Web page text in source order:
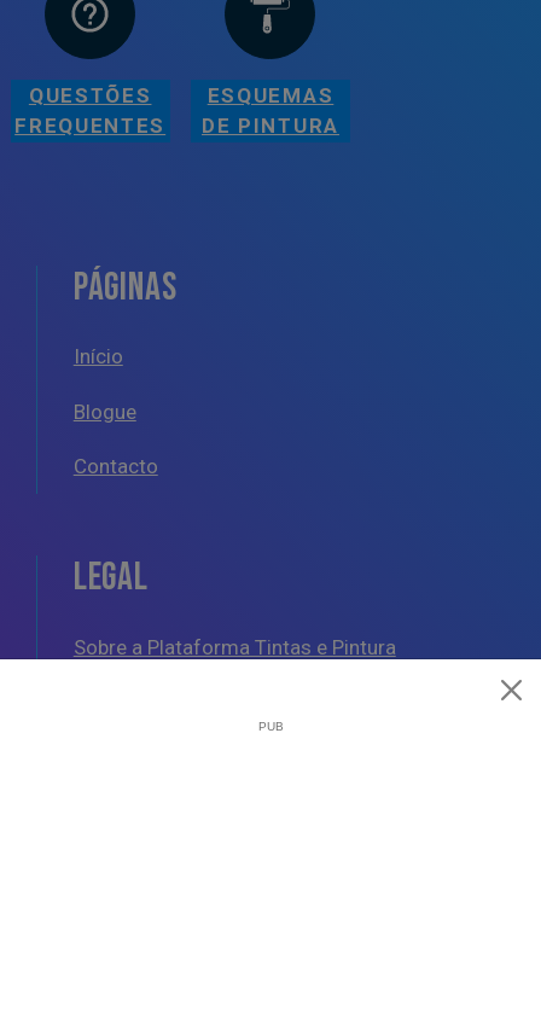
QUESTÕES
FREQUENTES
ESQUEMAS
DE PINTURA
PÁGINAS
Início
Blogue
Contacto
LEGAL
Sobre a Plataforma Tintas e Pintura